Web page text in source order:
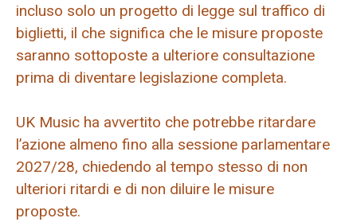
incluso solo un progetto di legge sul traffico di
biglietti, il che significa che le misure proposte
saranno sottoposte a ulteriore consultazione
prima di diventare legislazione completa.
UK Music ha avvertito che potrebbe ritardare
l’azione almeno fino alla sessione parlamentare
2027/28, chiedendo al tempo stesso di non
ulteriori ritardi e di non diluire le misure
proposte.